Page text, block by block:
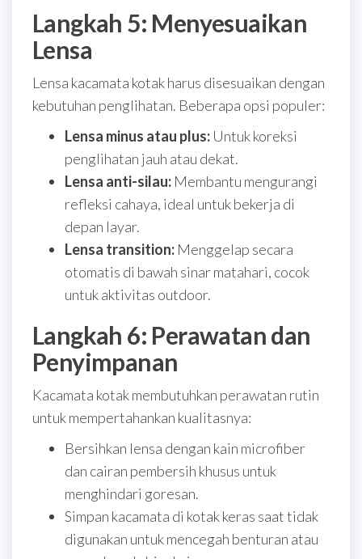
Langkah 5: Menyesuaikan
Lensa
Lensa kacamata kotak harus disesuaikan dengan
kebutuhan penglihatan. Beberapa opsi populer:
Lensa minus atau plus: Untuk koreksi
penglihatan jauh atau dekat.
Lensa anti-silau: Membantu mengurangi
refleksi cahaya, ideal untuk bekerja di
depan layar.
Lensa transition: Menggelap secara
otomatis di bawah sinar matahari, cocok
untuk aktivitas outdoor.
Langkah 6: Perawatan dan
Penyimpanan
Kacamata kotak membutuhkan perawatan rutin
untuk mempertahankan kualitasnya:
Bersihkan lensa dengan kain microfiber
dan cairan pembersih khusus untuk
menghindari goresan.
Simpan kacamata di kotak keras saat tidak
digunakan untuk mencegah benturan atau